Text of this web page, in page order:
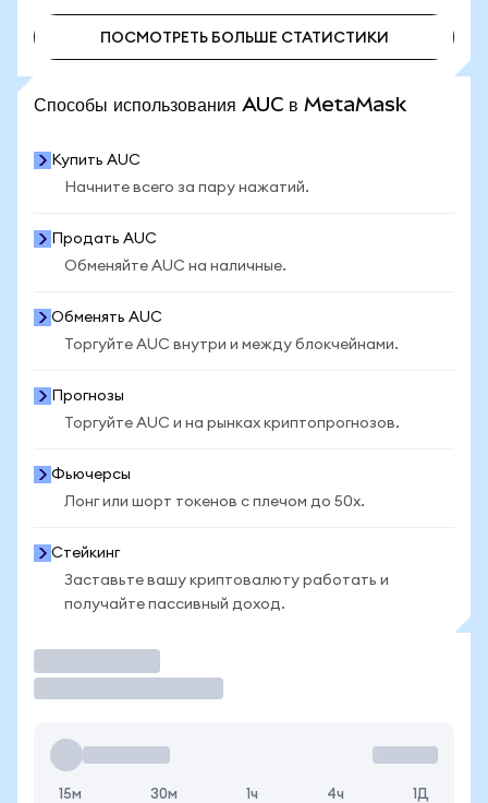
ПОСМОТРЕТЬ БОЛЬШЕ СТАТИСТИКИ
Способы использования AUC в MetaMask
Купить AUC
Начните всего за пару нажатий.
Продать AUC
Обменяйте AUC на наличные.
Обменять AUC
Торгуйте AUC внутри и между блокчейнами.
Прогнозы
Торгуйте AUC и на рынках криптопрогнозов.
Фьючерсы
Лонг или шорт токенов с плечом до 50x.
Стейкинг
Заставьте вашу криптовалюту работать и
получайте пассивный доход.
15м 30м 1ч 4ч 1Д